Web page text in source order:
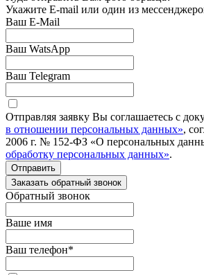
Укажите E-mail или один из
Ваш E-Mail
Ваш WatsApp
Ваш Telegram
Отправляя заявку Вы соглашаетесь с
в отношении персональных данных»,
2006 г. № 152-ФЗ «О персональных
обработку персональных данных».
Отправить
Заказать обратный звонок
Обратный звонок
Ваше имя
Ваш телефон*